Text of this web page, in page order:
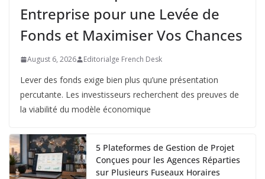
Entreprise pour une Levée de
Fonds et Maximiser Vos Chances
August 6, 2026 Editorialge French Desk
Lever des fonds exige bien plus qu’une présentation
percutante. Les investisseurs recherchent des preuves de
la viabilité du modèle économique
5 Plateformes de Gestion de Projet
Conçues pour les Agences Réparties
sur Plusieurs Fuseaux Horaires